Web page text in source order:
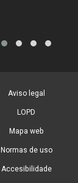
Aviso legal
LOPD
Mapa web
Normas de uso
Accesibilidade